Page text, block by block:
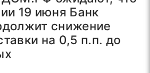
19 июня Банк
снижение
на 0,5 п.п. до